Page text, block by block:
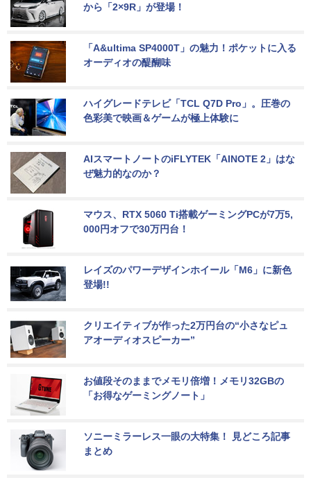
から「2×9R」が登場！
「A&ultima SP4000T」の魅力！ポケットに入る
オーディオの醍醐味
ハイグレードテレビ「TCL Q7D Pro」。圧巻の
色彩美で映画＆ゲームが極上体験に
AIスマートノートのiFLYTEK「AINOTE 2」はな
ぜ魅力的なのか？
マウス、RTX 5060 Ti搭載ゲーミングPCが7万5,
000円オフで30万円台！
レイズのパワーデザインホイール「M6」に新色
登場!!
クリエイティブが作った2万円台の“小さなピュ
アオーディオスピーカー”
お値段そのままでメモリ倍増！メモリ32GBの
「お得なゲーミングノート」
ソニーミラーレス一眼の大特集！ 見どころ記事
まとめ